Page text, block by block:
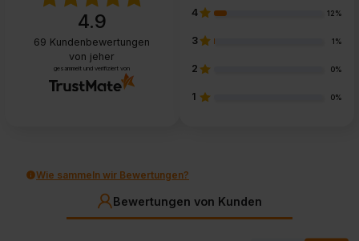
4.9
69 Kundenbewertungen
von jeher
gesammelt und verifiziert von
4 12%
3 1%
2 0%
1 0%
Wie sammeln wir Bewertungen?
Bewertungen von Kunden